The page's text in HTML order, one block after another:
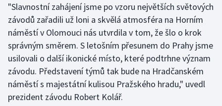
Jezdectví
Judo
Krasobruslení
Lezení
Lyže a snowboard
"Slavnostní zahájení jsme po vzoru největších světových
závodů zařadili už loni a skvělá atmosféra na Horním
náměstí v Olomouci nás utvrdila v tom, že šlo o krok
správným směrem. S letošním přesunem do Prahy jsme
usilovali o další ikonické místo, které podtrhne význam
závodu. Představení týmů tak bude na Hradčanském
náměstí s majestátní kulisou Pražského hradu," uvedl
prezident závodu Robert Kolář.